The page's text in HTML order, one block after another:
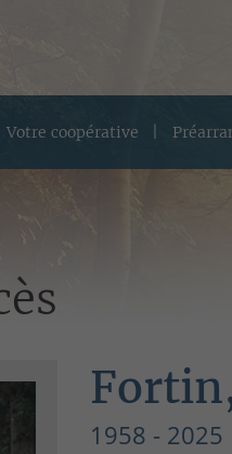
Votre coopérative
1958 - 2025